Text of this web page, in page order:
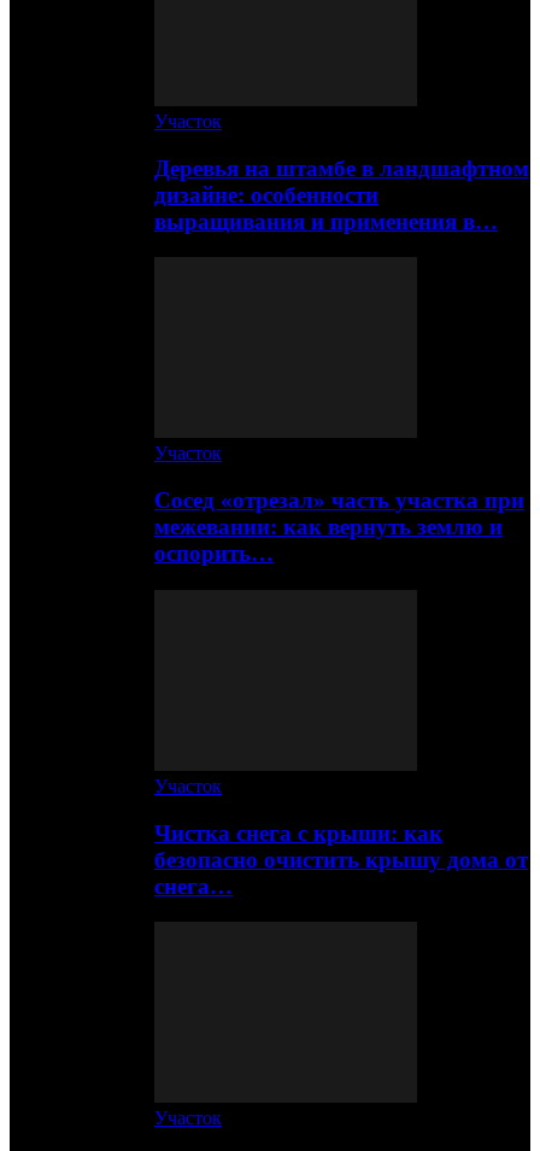
Участок
Деревья на штамбе в ландшафтном
дизайне: особенности
выращивания и применения в…
Участок
Сосед «отрезал» часть участка при
межевании: как вернуть землю и
оспорить…
Участок
Чистка снега с крыши: как
безопасно очистить крышу дома от
снега…
Участок